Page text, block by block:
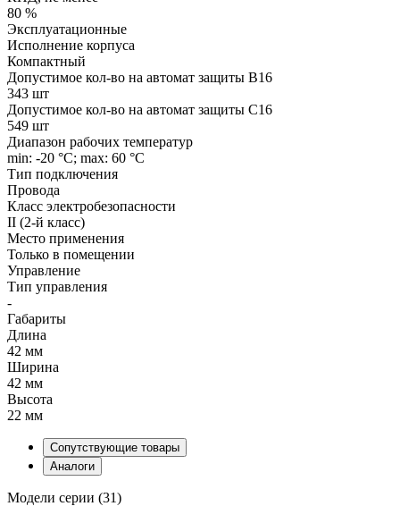
80 %
Эксплуатационные
Исполнение корпуса
Компактный
Допустимое кол-во на автомат защиты B16
343 шт
Допустимое кол-во на автомат защиты C16
549 шт
Диапазон рабочих температур
min: -20 °C; max: 60 °C
Тип подключения
Провода
Класс электробезопасности
II (2-й класс)
Место применения
Только в помещении
Управление
Тип управления
-
Габариты
Длина
42 мм
Ширина
42 мм
Высота
22 мм
Сопутствующие товары
Аналоги
Модели серии (31)